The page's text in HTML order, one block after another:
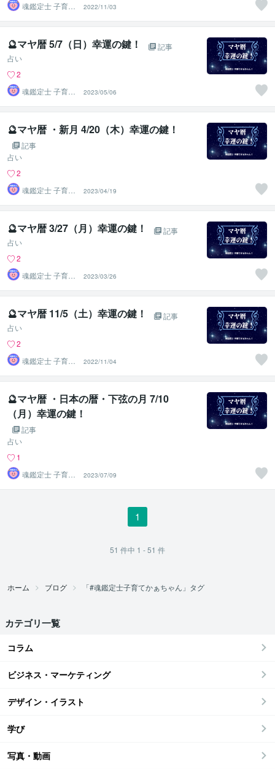
魂鑑定士 子育て
かぁちゃん！
2022/11/03
🔮マヤ暦 5/7（日）幸運の鍵！
記事
占い
2
魂鑑定士 子育て
かぁちゃん！
2023/05/06
🔮マヤ暦 ・新月 4/20（木）幸運の鍵！
記事
占い
2
魂鑑定士 子育て
かぁちゃん！
2023/04/19
🔮マヤ暦 3/27（月）幸運の鍵！
記事
占い
2
魂鑑定士 子育て
かぁちゃん！
2023/03/26
🔮マヤ暦 11/5（土）幸運の鍵！
記事
占い
2
魂鑑定士 子育て
かぁちゃん！
2022/11/04
🔮マヤ暦 ・日本の暦・下弦の月 7/10
（月）幸運の鍵！
記事
占い
1
魂鑑定士 子育て
かぁちゃん！
2023/07/09
1
51 件中 1 - 51 件
ホーム ブログ 「#魂鑑定士子育てかぁちゃん」タグ
カテゴリ一覧
コラム
ビジネス・マーケティング
デザイン・イラスト
学び
写真・動画